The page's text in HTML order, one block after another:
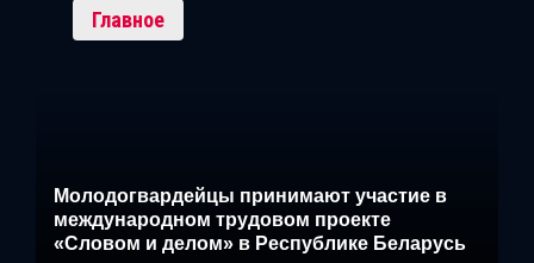
Главное
Молодогвардейцы принимают участие в
международном трудовом проекте
«Словом и делом» в Республике Беларусь